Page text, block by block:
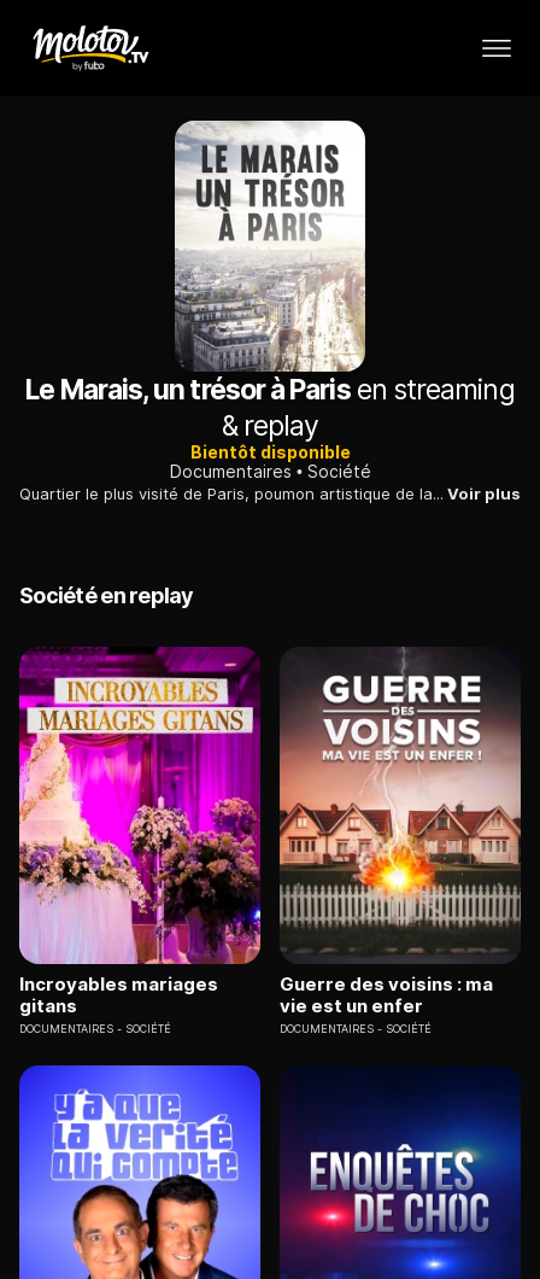
Le Marais, un trésor à Parisen streaming
& replay
Bientôt disponible
Documentaires
Société
Quartier le plus visité de Paris, poumon artistique de la ville, le Marais s'enracine dans une capitale capricieuse qui l'a tantôt choyé, tantôt délaissé. Voir plus
Société en replay
Incroyables mariages
gitans
DOCUMENTAIRES SOCIÉTÉ
Guerre des voisins : ma
vie est un enfer
DOCUMENTAIRES SOCIÉTÉ